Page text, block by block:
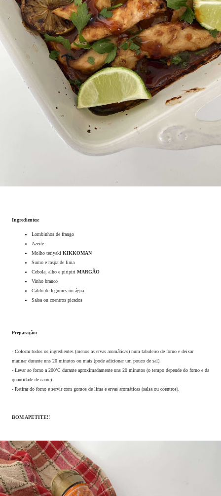
Ingredientes:
Lombinhos de frango
Azeite
Molho teriyaki KIKKOMAN
Sumo e raspa de lima
Cebola, alho e piripiri MARGÃO
Vinho branco
Caldo de legumes ou água
Salsa ou coentros picados
Preparação:
- Colocar todos os ingredientes (menos as ervas aromáticas) num tabuleiro de forno e deixar
marinar durante uns 20 minutos ou mais (pode adicionar um pouco de sal).
- Levar ao forno a 200ºC durante aproximadamente uns 20 minutos (o tempo depende do forno e da
quantidade de carne).
- Retirar do forno e servir com gomos de lima e ervas aromáticas (salsa ou coentros).
BOM APETITE!!